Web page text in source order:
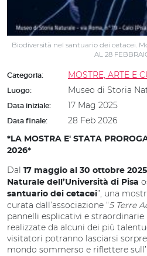
Biodiversità nel santuario dei cetacei.
AL 28
Categoria: MOSTRE, ARTE E
Luogo: Museo di Storia
Data iniziale: 17 Mag 2025
Data finale: 28 Feb 2026
*LA MOSTRA E' STATA
2026*
Dal 17 maggio al 30 ottobre 2025
Naturale dell’Università di Pisa
santuario dei cetacei”, una
curata dall’associazione “5 Terre
pannelli esplicativi e
realizzate da alcuni dei più
visitatori potranno lasciarsi
mondo sommerso e riflettere